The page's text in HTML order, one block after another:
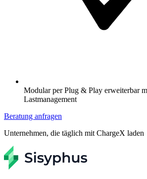
Modular per Plug & Play erweiterbar
Lastmanagement
Beratung anfragen
Unternehmen, die täglich mit ChargeX laden